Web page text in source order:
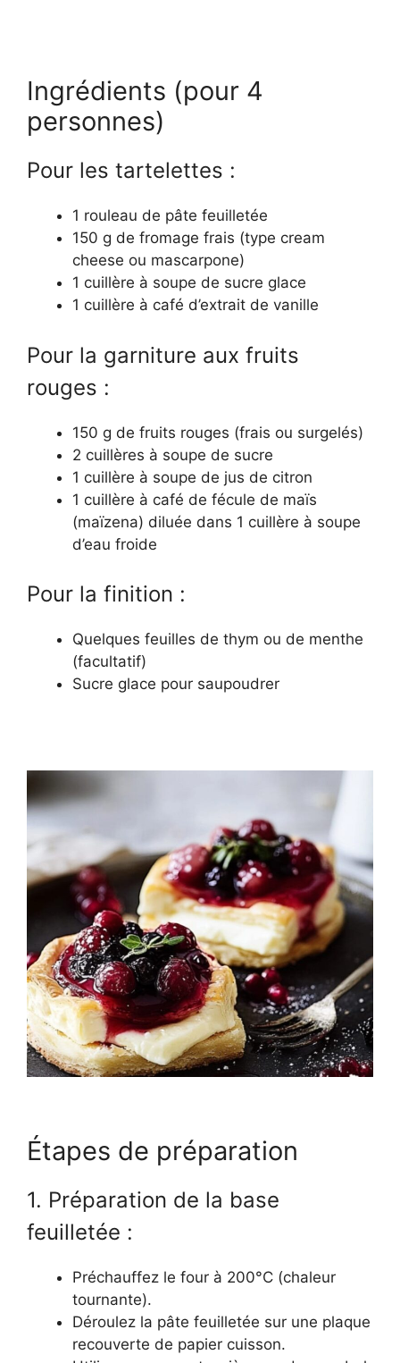
Ingrédients (pour 4
personnes)
Pour les tartelettes :
1 rouleau de pâte feuilletée
150 g de fromage frais (type cream
cheese ou mascarpone)
1 cuillère à soupe de sucre glace
1 cuillère à café d’extrait de vanille
Pour la garniture aux fruits
rouges :
150 g de fruits rouges (frais ou surgelés)
2 cuillères à soupe de sucre
1 cuillère à soupe de jus de citron
1 cuillère à café de fécule de maïs
(maïzena) diluée dans 1 cuillère à soupe
d’eau froide
Pour la finition :
Quelques feuilles de thym ou de menthe
(facultatif)
Sucre glace pour saupoudrer
Étapes de préparation
1. Préparation de la base
feuilletée :
Préchauffez le four à 200°C (chaleur
tournante).
Déroulez la pâte feuilletée sur une plaque
recouverte de papier cuisson.